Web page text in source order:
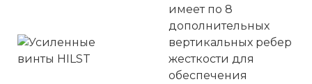
имеет по 8
дополнительных
вертикальных ребер
жесткости для
обеспечения